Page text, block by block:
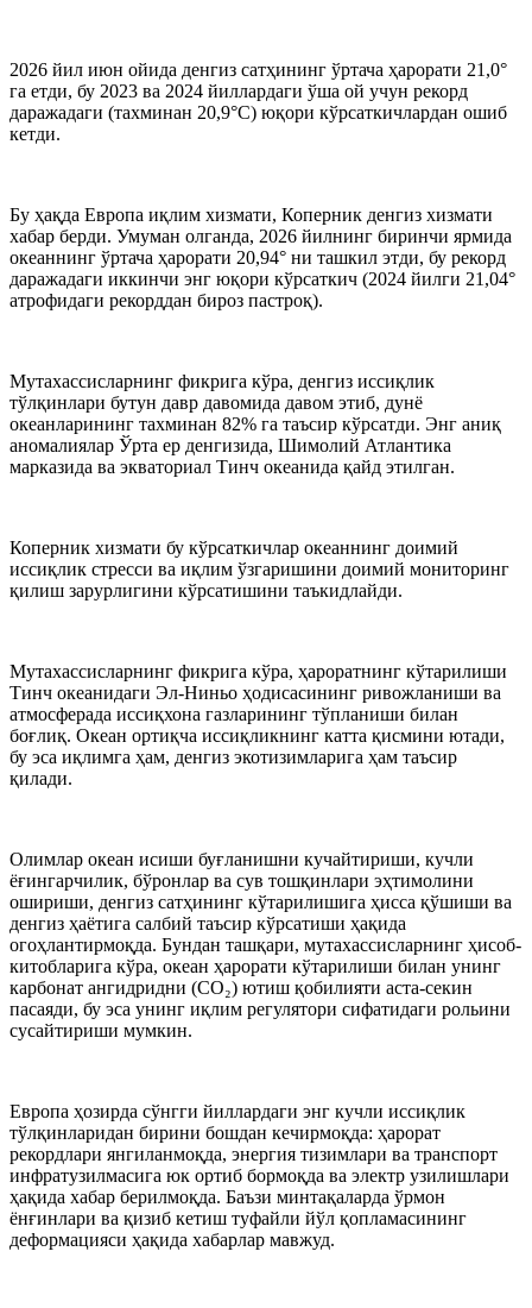
2026 йил июн ойида денгиз сатҳининг ўртача ҳарорати 21,0°
га етди, бу 2023 ва 2024 йиллардаги ўша ой учун рекорд
даражадаги (тахминан 20,9°C) юқори кўрсаткичлардан ошиб
кетди.
Бу ҳақда Европа иқлим хизмати, Коперник денгиз хизмати
хабар берди. Умуман олганда, 2026 йилнинг биринчи ярмида
океаннинг ўртача ҳарорати 20,94° ни ташкил этди, бу рекорд
даражадаги иккинчи энг юқори кўрсаткич (2024 йилги 21,04°
атрофидаги рекорддан бироз пастроқ).
Мутахассисларнинг фикрига кўра, денгиз иссиқлик
тўлқинлари бутун давр давомида давом этиб, дунё
океанларининг тахминан 82% га таъсир кўрсатди. Энг аниқ
аномалиялар Ўрта ер денгизида, Шимолий Атлантика
марказида ва экваториал Тинч океанида қайд этилган.
Коперник хизмати бу кўрсаткичлар океаннинг доимий
иссиқлик стресси ва иқлим ўзгаришини доимий мониторинг
қилиш зарурлигини кўрсатишини таъкидлайди.
Мутахассисларнинг фикрига кўра, ҳароратнинг кўтарилиши
Тинч океанидаги Эл-Ниньо ҳодисасининг ривожланиши ва
атмосферада иссиқхона газларининг тўпланиши билан
боғлиқ. Океан ортиқча иссиқликнинг катта қисмини ютади,
бу эса иқлимга ҳам, денгиз экотизимларига ҳам таъсир
қилади.
Олимлар океан исиши буғланишни кучайтириши, кучли
ёғингарчилик, бўронлар ва сув тошқинлари эҳтимолини
ошириши, денгиз сатҳининг кўтарилишига ҳисса қўшиши ва
денгиз ҳаётига салбий таъсир кўрсатиши ҳақида
огоҳлантирмоқда. Бундан ташқари, мутахассисларнинг ҳисоб-
китобларига кўра, океан ҳарорати кўтарилиши билан унинг
карбонат ангидридни (CО₂) ютиш қобилияти аста-секин
пасаяди, бу эса унинг иқлим регулятори сифатидаги рольини
сусайтириши мумкин.
Европа ҳозирда сўнгги йиллардаги энг кучли иссиқлик
тўлқинларидан бирини бошдан кечирмоқда: ҳарорат
рекордлари янгиланмоқда, энергия тизимлари ва транспорт
инфратузилмасига юк ортиб бормоқда ва электр узилишлари
ҳақида хабар берилмоқда. Баъзи минтақаларда ўрмон
ёнғинлари ва қизиб кетиш туфайли йўл қопламасининг
деформацияси ҳақида хабарлар мавжуд.